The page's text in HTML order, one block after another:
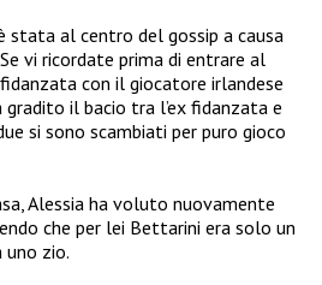
stata al centro del gossip a causa
vi ricordate prima di entrare al
con il giocatore irlandese
gradito il bacio tra l’ex fidanzata e
si sono scambiati per puro gioco
Alessia ha voluto nuovamente
che per lei Bettarini era solo un
uno zio.